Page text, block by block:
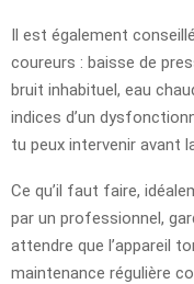
Il est également
coureurs : baisse de
bruit inhabituel, eau
indices d’un
tu peux intervenir avant
Ce qu’il faut faire,
par un professionnel,
attendre que l’appareil
maintenance régulière